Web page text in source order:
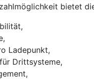
bietet
Ladepunkt,
Drittsysteme,